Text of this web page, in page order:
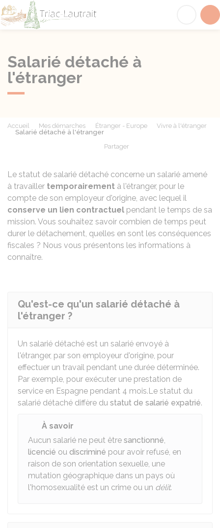
Salarié détaché à
l'étranger
Accueil Mes démarches Étranger - Europe
Vivre à l'étranger
Salarié détaché à l'étranger
Partager
Le statut de salarié détaché concerne un salarié amené
à travailler temporairement à l'étranger, pour le
compte de son employeur d'origine, avec lequel il
conserve un lien contractuel pendant le temps de sa
mission. Vous souhaitez savoir combien de temps peut
durer le détachement, quelles en sont les conséquences
fiscales ? Nous vous présentons les informations à
connaître.
Qu'est-ce qu'un salarié détaché à
l'étranger ?
Un salarié détaché est un salarié envoyé à
l'étranger, par son employeur d'origine, pour
effectuer un travail pendant une durée déterminée.
Par exemple, pour exécuter une prestation de
service en Espagne pendant 4 mois.Le statut du
salarié détaché diffère du statut de salarié expatrié.
À savoir
Aucun salarié ne peut être sanctionné,
licencié ou discriminé pour avoir refusé, en
raison de son orientation sexuelle, une
mutation géographique dans un pays où
l'homosexualité est un crime ou un délit.